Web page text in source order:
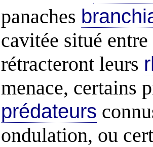
panaches
cavitée situé
rétracteront leurs
menace, certains
prédateurs
ondulation, ou